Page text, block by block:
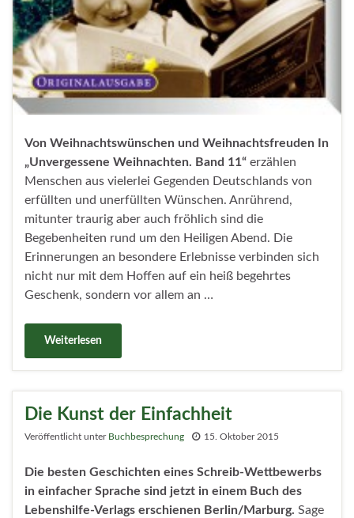
Von Weihnachtswünschen und Weihnachtsfreuden In
„Unvergessene Weihnachten. Band 11“ erzählen
Menschen aus vielerlei Gegenden Deutschlands von
erfüllten und unerfüllten Wünschen. Anrührend,
mitunter traurig aber auch fröhlich sind die
Begebenheiten rund um den Heiligen Abend. Die
Erinnerungen an besondere Erlebnisse verbinden sich
nicht nur mit dem Hoffen auf ein heiß begehrtes
Geschenk, sondern vor allem an …
Weiterlesen
Die Kunst der Einfachheit
Veröffentlicht unter Buchbesprechung 15. Oktober 2015
Die besten Geschichten eines Schreib-Wettbewerbs
in einfacher Sprache sind jetzt in einem Buch des
Lebenshilfe-Verlags erschienen Berlin/Marburg. Sage